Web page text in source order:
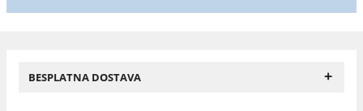
BESPLATNA DOSTAVA +